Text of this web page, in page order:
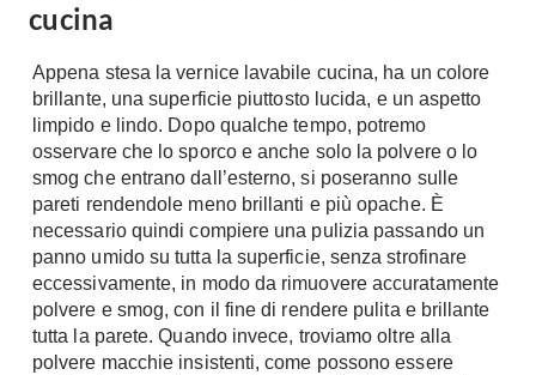
Bagno
Arredo Bagno
Sanitari
Cabine Doccia
Idromassaggio
Accessori Bagno
Rubinetteria
Vasche da Bagno
Resina
Parquet
Gres
Laminato
Moquette
Carta da parati
Pavimenti esterni
Fai da Te
cucina
Appena stesa la vernice lavabile cucina, ha un colore
brillante, una superficie piuttosto lucida, e un aspetto
limpido e lindo. Dopo qualche tempo, potremo
osservare che lo sporco e anche solo la polvere o lo
smog che entrano dall’esterno, si poseranno sulle
pareti rendendole meno brillanti e più opache. È
necessario quindi compiere una pulizia passando un
panno umido su tutta la superficie, senza strofinare
eccessivamente, in modo da rimuovere accuratamente
polvere e smog, con il fine di rendere pulita e brillante
tutta la parete. Quando invece, troviamo oltre alla
polvere macchie insistenti, come possono essere